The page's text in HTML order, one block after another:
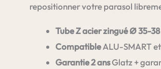
repositionner votre parasol
Tube Z acier zingué Ø 35-
CompatibleALU-SMART
Garantie 2 ansGlatz +